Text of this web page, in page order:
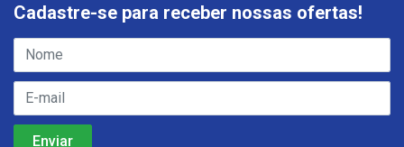
Cadastre-se para receber nossas ofertas!